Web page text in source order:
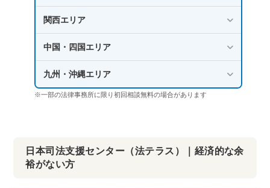
関西エリア
中国・四国エリア
九州・沖縄エリア
※一部の法律事務所に限り初回相談無料の場合があります
日本司法支援センター（法テラス）｜経済的な余
裕がない方